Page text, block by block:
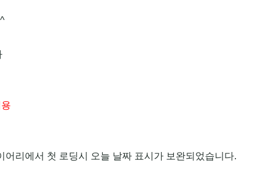
어리에서 첫 로딩시 오늘 날짜 표시가 보완되었습니다.